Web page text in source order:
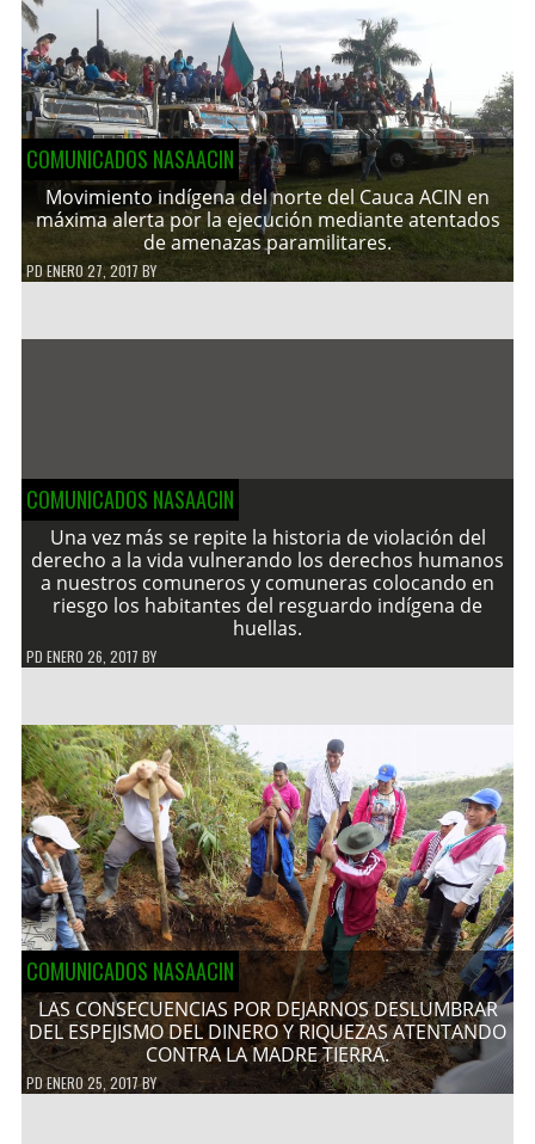
COMUNICADOS NASAACIN
Movimiento indígena del norte del Cauca ACIN en
máxima alerta por la ejecución mediante atentados
de amenazas paramilitares.
PDENERO 27, 2017 BY
COMUNICADOS NASAACIN
Una vez más se repite la historia de violación del
derecho a la vida vulnerando los derechos humanos
a nuestros comuneros y comuneras colocando en
riesgo los habitantes del resguardo indígena de
huellas.
PD ENERO 26, 2017 BY
COMUNICADOS NASAACIN
LAS CONSECUENCIAS POR DEJARNOS DESLUMBRAR
DEL ESPEJISMO DEL DINERO Y RIQUEZAS ATENTANDO
CONTRA LA MADRE TIERRA.
PDENERO 25, 2017BY